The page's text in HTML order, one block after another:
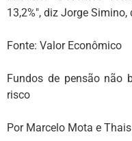
13,2%", diz Jorge
Fonte: Valor Econômico
Fundos de pensão não
risco
Por Marcelo Mota e